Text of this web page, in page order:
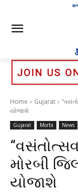
Home Gujarat
યોજાશે
Gujarat Morbi News
મોરબી
યોજાશે